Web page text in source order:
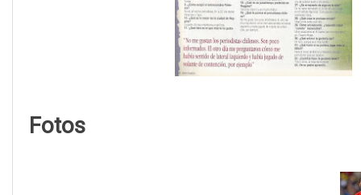
Fotos